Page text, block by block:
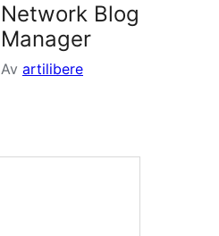
Network Blog
Manager
Av artilibere